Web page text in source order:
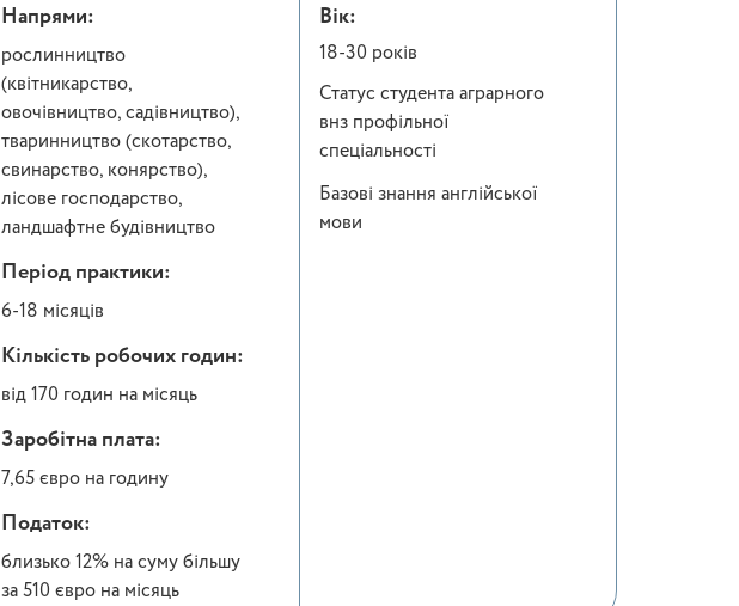
Напрями:
рослинництво
(квітникарство,
овочівництво, садівництво),
тваринництво (скотарство,
свинарство, конярство),
лісове господарство,
ландшафтне будівництво
Період практики:
6-18 місяців
Кількість робочих годин:
від 170 годин на місяць
Заробітна плата:
7,65 євро на годину
Податок:
близько 12% на суму більшу
за 510 євро на місяць
Вік:
18-30 років
Статус студента аграрного
внз профільної
спеціальності
Базові знання англійської
мови